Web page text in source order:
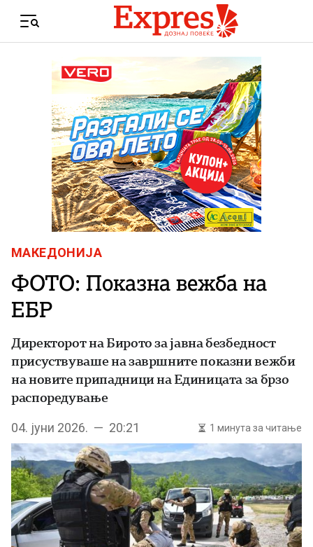
Menu
МАКЕДОНИЈА
ФОТО: Показна вежба на
ЕБР
Директорот на Бирото за јавна безбедност
присуствуваше на завршните показни вежби
на новите припадници на Единицата за брзо
распоредување
04. јуни 2026. — 20:21 1 минута за читање